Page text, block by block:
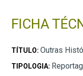
FICHA
TÍTULO: Outras
TIPOLOGIA: